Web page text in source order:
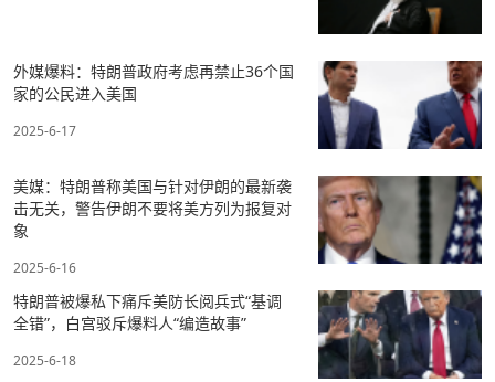
外媒爆料：特朗普政府考虑再禁止36个国
家的公民进入美国
2025-6-17
美媒：特朗普称美国与针对伊朗的最新袭
击无关，警告伊朗不要将美方列为报复对
象
2025-6-16
特朗普被爆私下痛斥美防长阅兵式“基调
全错”，白宫驳斥爆料人“编造故事”
2025-6-18